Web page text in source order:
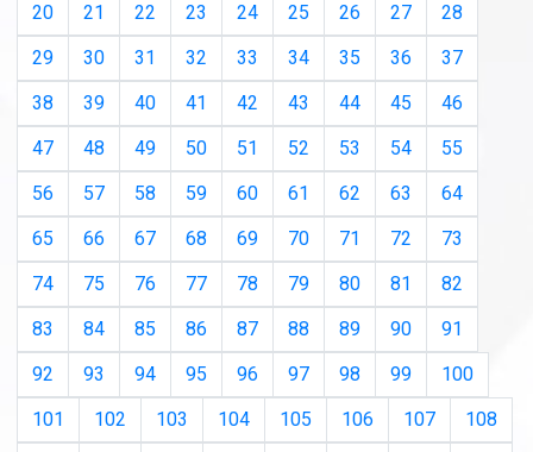
20
21 22 23 24 25 26 27
28
29
30 31 32 33 34 35 36
37
38
39 40 41 42 43 44 45
46
47
48 49 50 51 52 53 54
55
56
57 58 59 60 61 62 63
64
65
66 67 68 69 70 71 72
73
74
75 76 77 78 79 80 81
82
83
84 85 86 87 88 89 90
91
92
93 94 95 96 97 98 99
100
101
102 103 104 105 106 107
108